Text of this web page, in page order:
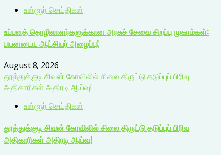
உள்ளூர் செய்திகள்
உப்பளத் தொழிலாளர்களுக்கான அரசுச் சேவை சிறப்பு முகாம்கள்:
பயனடைய ஆட்சியர் அழைப்பு!
August 8, 2026
தூத்துக்குடி சிவன் கோவிலில் சிலை திருட்டு தடுப்புப் பிரிவு
அதிகாரிகள் அதிரடி ஆய்வு!
உள்ளூர் செய்திகள்
தூத்துக்குடி சிவன் கோவிலில் சிலை திருட்டு தடுப்புப் பிரிவு
அதிகாரிகள் அதிரடி ஆய்வு!